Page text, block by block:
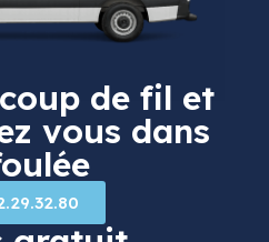
de fil et
vous dans